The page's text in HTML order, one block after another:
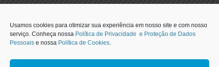
Usamos cookies para otimizar sua experiência em nosso site e com nosso
serviço. Conheça nossa Política de Privacidade e Proteção de Dados
Pessoais e nossa Política de Cookies.